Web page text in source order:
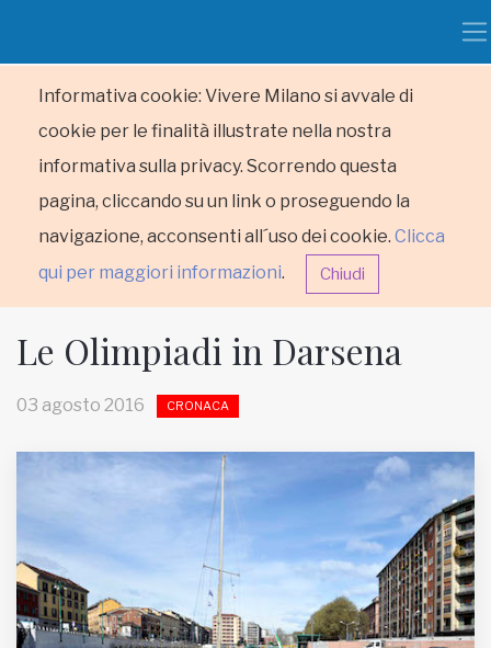
Informativa cookie: Vivere Milano si avvale di
cookie per le finalità illustrate nella nostra
informativa sulla privacy. Scorrendo questa
pagina, cliccando su un link o proseguendo la
navigazione, acconsenti all´uso dei cookie. Clicca
qui per maggiori informazioni. Chiudi
RUBRICHE
Inviateci le vostre segnalazioni
Le Olimpiadi in Darsena
03 agosto 2016 CRONACA